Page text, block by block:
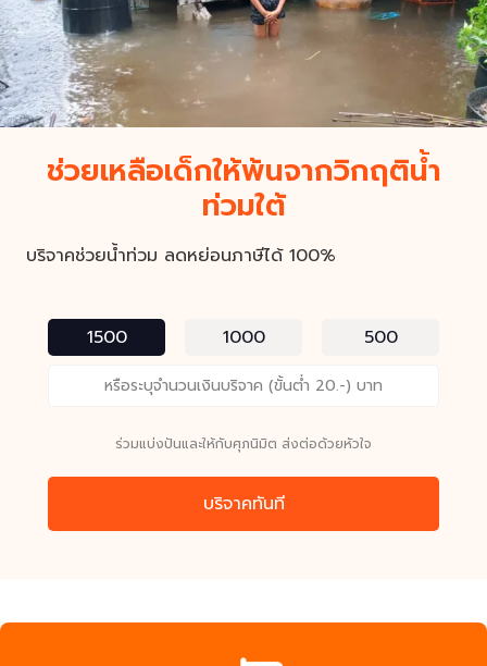
ช่วยเหลือเด็กให้พ้นจากวิกฤติน้ำ
ท่วมใต้
บริจาคช่วยน้ำท่วม ลดหย่อนภาษีได้100%
1500 1000 500
ร่วมแบ่งปันและให้กับศุภนิมิต ส่งต่อด้วยหัวใจ
บริจาคทันที